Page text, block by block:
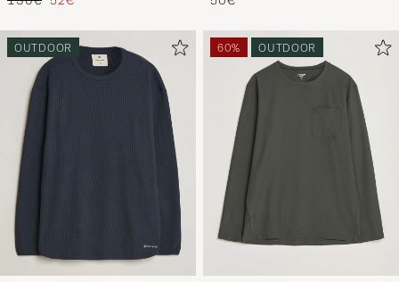
OUTDOOR 60% OUTDOOR